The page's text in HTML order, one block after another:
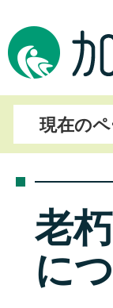
現在の
老
に